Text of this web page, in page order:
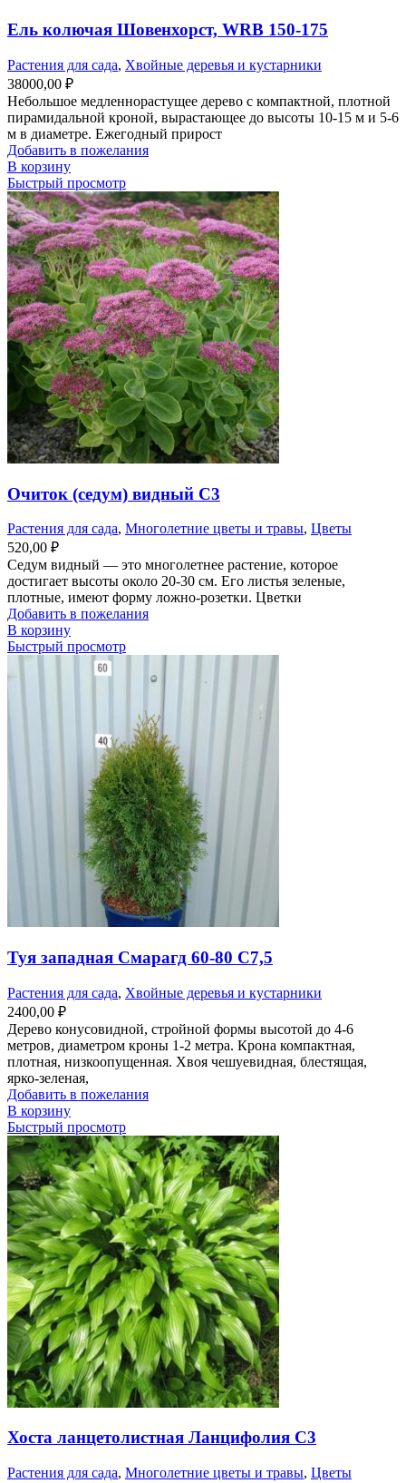
Ель колючая Шовенхорст, WRB 150-175
Растения для сада, Хвойные деревья и кустарники
38000,00 ₽
Небольшое медленнорастущее дерево с компактной, плотной
пирамидальной кроной, вырастающее до высоты 10-15 м и 5-6
м в диаметре. Ежегодный прирост
Добавить в пожелания
В корзину
Быстрый просмотр
Очиток (седум) видный С3
Растения для сада, Многолетние цветы и травы, Цветы
520,00 ₽
Седум видный — это многолетнее растение, которое
достигает высоты около 20-30 см. Его листья зеленые,
плотные, имеют форму ложно-розетки. Цветки
Добавить в пожелания
В корзину
Быстрый просмотр
Туя западная Смарагд 60-80 С7,5
Растения для сада, Хвойные деревья и кустарники
2400,00 ₽
Дерево конусовидной, стройной формы высотой до 4-6
метров, диаметром кроны 1-2 метра. Крона компактная,
плотная, низкоопущенная. Хвоя чешуевидная, блестящая,
ярко-зеленая,
Добавить в пожелания
В корзину
Быстрый просмотр
Хоста ланцетолистная Ланцифолия С3
Растения для сада, Многолетние цветы и травы, Цветы